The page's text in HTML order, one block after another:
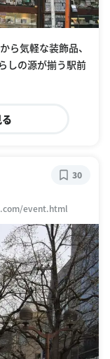
ら気軽な装飾品、
しの源が揃う駅前
event.html
30